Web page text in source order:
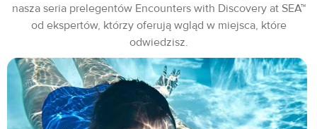
nasza seria prelegentów Encounters with Discovery at SEA™
od ekspertów, którzy oferują wgląd w miejsca, które
odwiedzisz.